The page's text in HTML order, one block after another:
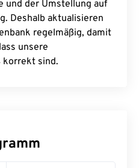
und der Umstellung auf
Deshalb aktualisieren
regelmäßig, damit
unsere
korrekt sind.